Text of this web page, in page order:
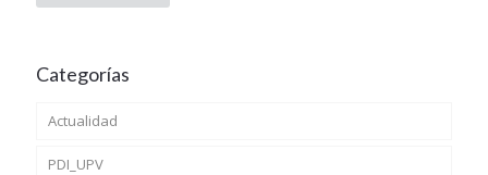
Categorías
Actualidad
PDI_UPV